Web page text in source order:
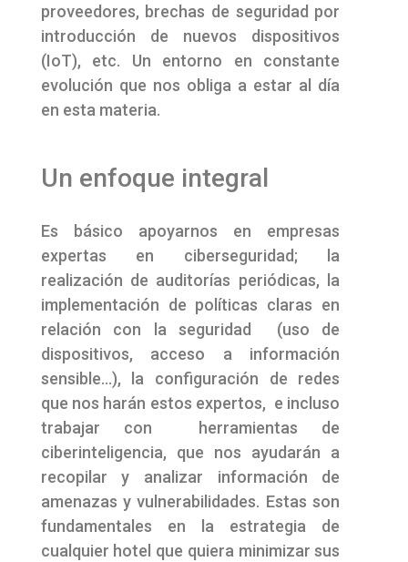
proveedores, brechas de seguridad por
introducción de nuevos dispositivos
(IoT), etc. Un entorno en constante
evolución que nos obliga a estar al día
en esta materia.
Un enfoque integral
Es básico apoyarnos en empresas
expertas en ciberseguridad; la
realización de auditorías periódicas, la
implementación de políticas claras en
relación con la seguridad (uso de
dispositivos, acceso a información
sensible…), la configuración de redes
que nos harán estos expertos, e incluso
trabajar con herramientas de
ciberinteligencia, que nos ayudarán a
recopilar y analizar información de
amenazas y vulnerabilidades. Estas son
fundamentales en la estrategia de
cualquier hotel que quiera minimizar sus